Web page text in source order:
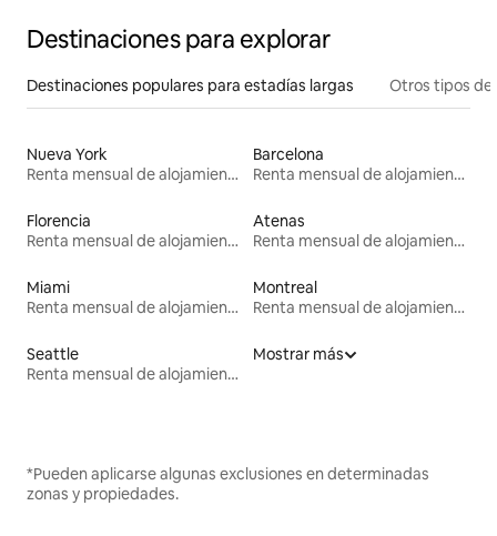
Destinaciones para explorar
Destinaciones populares para estadías largas Otros tipos de
Nueva York
Renta mensual de alojamientos
Barcelona
Renta mensual de alojamientos
Florencia
Renta mensual de alojamientos
Atenas
Renta mensual de alojamientos
Miami
Renta mensual de alojamientos
Montreal
Renta mensual de alojamientos
Seattle
Renta mensual de alojamientos
Mostrar más
*Pueden aplicarse algunas exclusiones en determinadas
zonas y propiedades.